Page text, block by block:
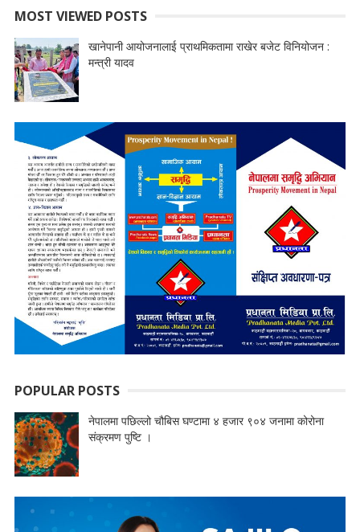
MOST VIEWED POSTS
खानेपानी आयोजनालाई प्राथमिकतामा राखेर बजेट विनियोजन :
मन्त्री यादव
POPULAR POSTS
नेपालमा पछिल्लो चौबिस घण्टामा ४ हजार ९०४ जनामा कोरोना
संक्रमण पुष्टि ।